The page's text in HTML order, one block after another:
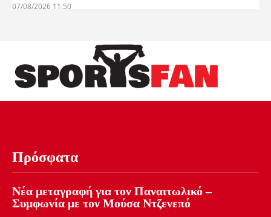
07/08/2026 11:50
Πρόσφατα
Νέα μεταγραφή για τον Παναιτωλικό –
Συμφωνία με τον Μούσα Ντζενεπό